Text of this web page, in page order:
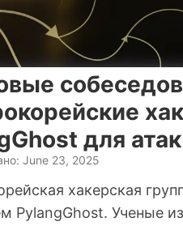
для
June 23, 2025
хакерская
PylangGhost. Ученые из